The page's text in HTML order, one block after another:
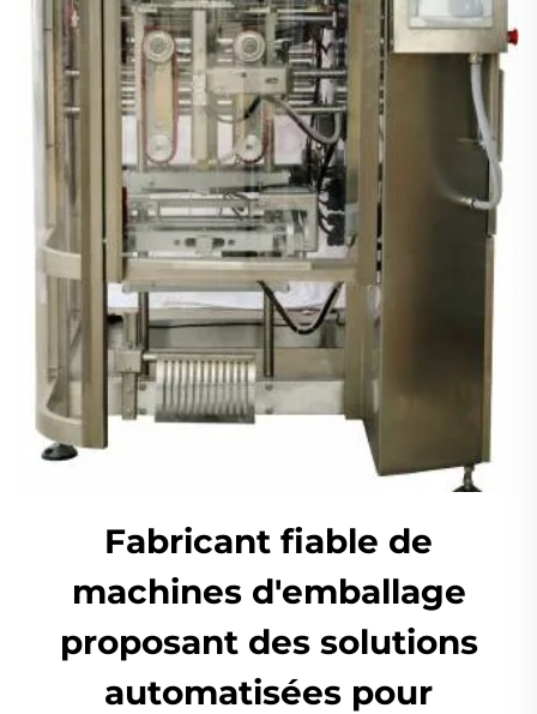
Fabricant fiable de
machines d'emballage
proposant des solutions
automatisées pour